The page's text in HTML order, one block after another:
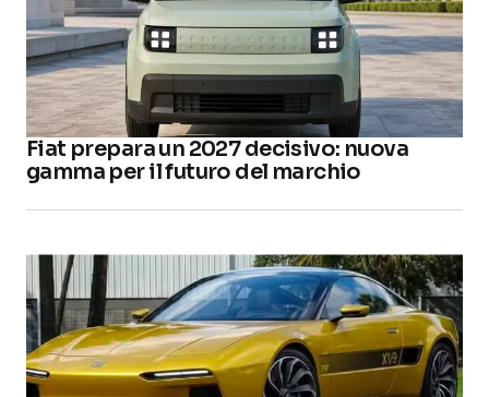
Fiat prepara un 2027 decisivo: nuova
gamma per il futuro del marchio